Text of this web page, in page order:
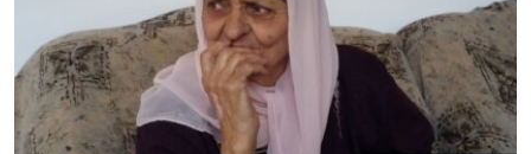
РАСПИСАНИЕ ВЕЩАНИЯ
ПОДПИШИТЕСЬ НА РАССЫЛКУ
СОЦИАЛЬНЫЕ СЕТИ